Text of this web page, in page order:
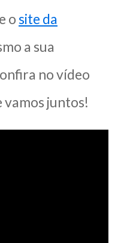
osite da
a sua
no vídeo
vamos juntos!